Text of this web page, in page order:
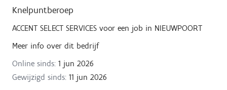
Knelpuntberoep
ACCENT SELECT SERVICES voor een job in NIEUWPOORT
Meer info over dit bedrijf
Online sinds: 1 jun 2026
Gewijzigd sinds: 11 jun 2026